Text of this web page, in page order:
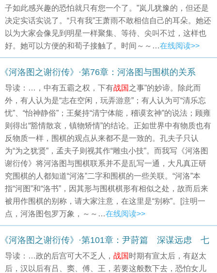
子如此感兴趣的恐怕就只有您一个了。”岚儿犹豫的，但还是
决定实话实说了。“只有我”王萧雨不敢相信自己的耳朵。她还
以为大家会像见到明星一样聚集、等待、尖叫不过，这样也
好。她可以方便的和荀子接触了。时间～～…在线阅读>>
《河洛图之谢衍传》·第76章：河洛图与围棋的关系
导读：…，中有五霸之权，下有战国之事”的妙谛。除此而
外，有人认为是“志在空闲，玩弄游意”；有人认为可“清乐忘
忧”、“怡神静俗”；王粲持“清宁体能，稽谟玄神”的说法；顾雍
则得出“豁情散哀，镇物矫情”的结论。正如世界中有物质也有
反物质一样，围棋的观点从来都不是一致的。孔夫子只认
为“为之犹贤”，孟夫子则视其作“雕虫小技”。而我写《河洛图
谢衍传》将河洛图与围棋联系并不是乱写一通，大凡真正研
究围棋的人都知道“河洛”二字和围棋的一些关联。“河洛”本
指“河图”和“洛书”，因其形与围棋棋形有相似之处，故而后来
被用作围棋的别称，请大家注意，在这里是“别称”。[注明一
点，河洛图包罗万象，～～…在线阅读>>
《河洛图之谢衍传》·第101章：尹莳篇 深谋远虑 七
导读：…政的后宫可大不乏人， 战国时期有宣太后，有赵太
后，汉以后有吕、窦、傅、王，若要这般数下去，恐怕女儿